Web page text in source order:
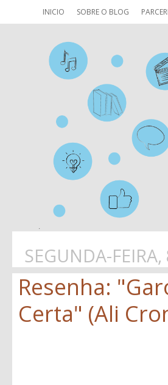
INICIO SOBRE O BLOG
SEGUNDA-
Resenha:
Certa" (Ali